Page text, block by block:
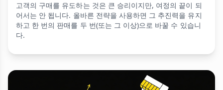
고객의 구매를 유도하는 것은 큰 승리이지만, 여정의 끝이 되
어서는 안 됩니다. 올바른 전략을 사용하면 그 추진력을 유지
하고 한 번의 판매를 두 번(또는 그 이상)으로 바꿀 수 있습니
다.